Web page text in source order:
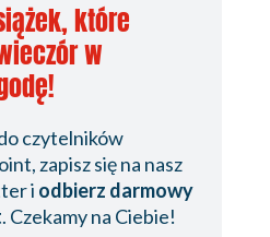
1977
1978
które
w
czytelników
zapisz się na nasz
i odbierz darmowy
. Czekamy na Ciebie!